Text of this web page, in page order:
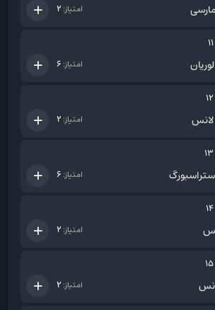
مارسی امتیاز: 2
لوریان امتیاز: 6
لانس امتیاز: 2
امتیاز: 6
امتیاز: 2
امتیاز: 2